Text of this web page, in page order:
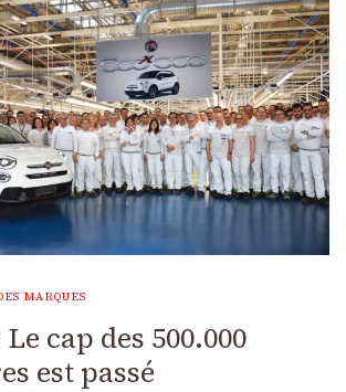
MARQUES
cap des 500.000
est passé